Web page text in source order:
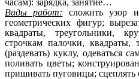
Виды работ: сложить узор
геометрических фигур;
квадраты, треугольники,
строчкам палочки, квадраты,
(раздевать) куклу, одеваться
поливать цветы;
пришивать пуговицы; сцеплять